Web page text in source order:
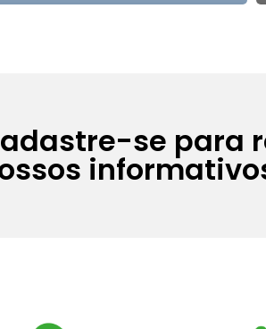
se para